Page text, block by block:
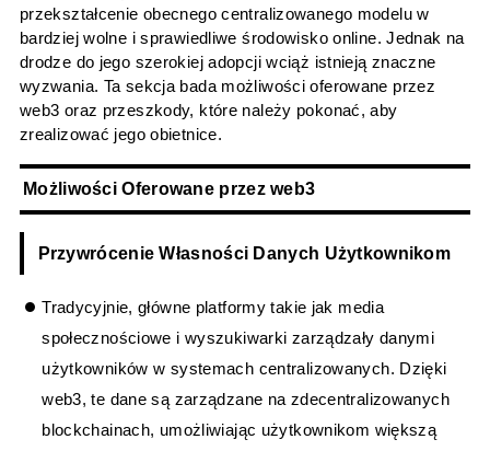
przekształcenie obecnego centralizowanego modelu w
bardziej wolne i sprawiedliwe środowisko online. Jednak na
drodze do jego szerokiej adopcji wciąż istnieją znaczne
wyzwania. Ta sekcja bada możliwości oferowane przez
web3 oraz przeszkody, które należy pokonać, aby
zrealizować jego obietnice.
Możliwości Oferowane przez web3
Przywrócenie Własności Danych Użytkownikom
Tradycyjnie, główne platformy takie jak media
społecznościowe i wyszukiwarki zarządzały danymi
użytkowników w systemach centralizowanych. Dzięki
web3, te dane są zarządzane na zdecentralizowanych
blockchainach, umożliwiając użytkownikom większą